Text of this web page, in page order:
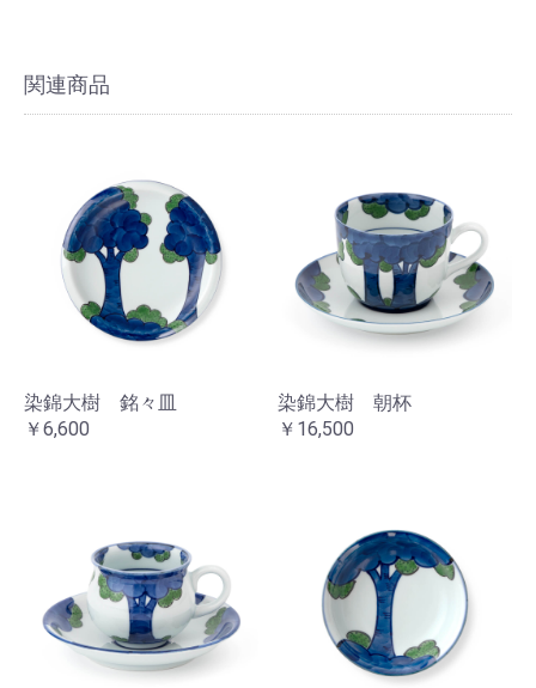
お買い物を続ける カートへ進む
関連商品
染錦大樹 銘々皿
￥6,600
染錦大樹 朝杯
￥16,500